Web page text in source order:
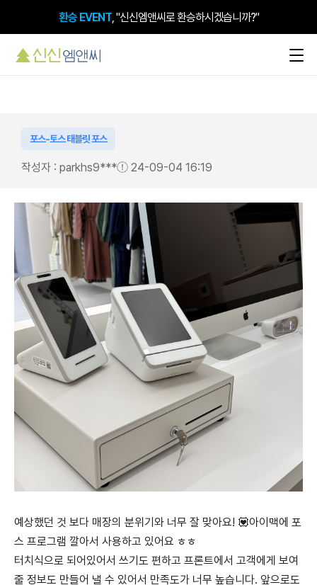
환승 EVENT, "신신엠앤씨로 환승하시겠습니까?"
포스-토스 태블릿 포스
작성자 : parkhs9*** 24-09-04 16:19
예상했던 것 보다 매장의 분위기와 너무 잘 맞아요! 💟아이맥에 포
스 프로그램 깔아서 사용하고 있어요 ㅎㅎ
터치식으로 되어있어서 쓰기도 편하고 프론트에서 고객에게 보여
줄 정보도 만들어 낼 수 있어서 만족도가 너무 높습니다. 앞으로도